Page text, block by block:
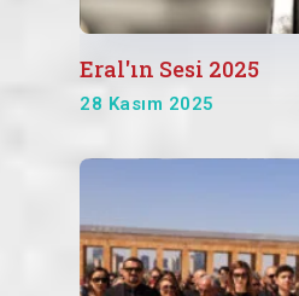
Eral'ın Sesi 2025
28 Kasım 2025